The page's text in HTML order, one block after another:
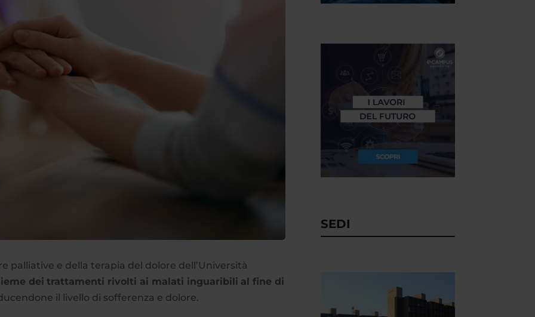
palliative e della terapia del dolore dell’Università
dei trattamenti rivolti ai malati inguaribili al fine di
il livello di sofferenza e dolore.
SEDI